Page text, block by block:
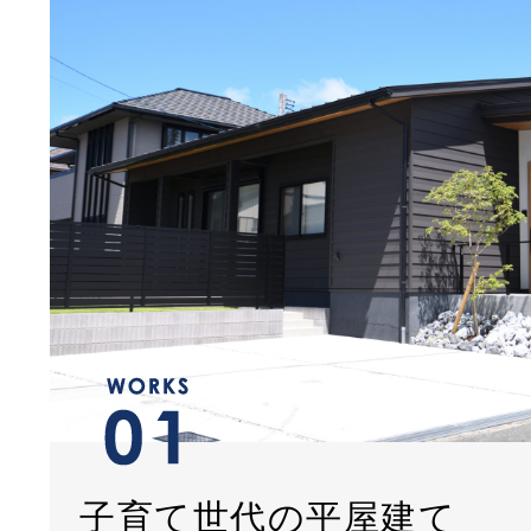
子育て世代の平屋建て